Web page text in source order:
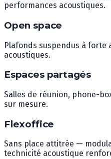
performances acoustiques.
Open space
Plafonds suspendus à
acoustiques.
Espaces partagés
Salles de réunion, phone-
sur mesure.
Flexoffice
Sans place attitrée —
technicité acoustique